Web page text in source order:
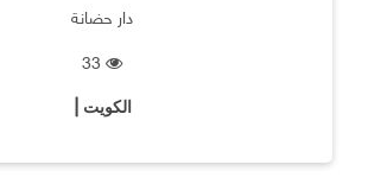
دار حضانة
الكويت |